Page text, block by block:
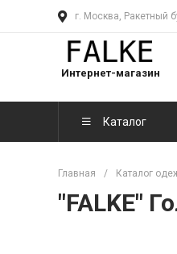
г. Москва, Ракетный
Интернет-магазин
Каталог
Главная / Каталог
"FALKE"